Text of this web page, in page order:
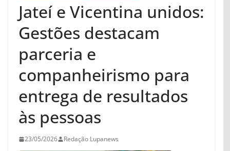
Jateí e Vicentina unidos:
Gestões destacam
parceria e
companheirismo para
entrega de resultados
às pessoas
23/05/2026 Redação Lupanews